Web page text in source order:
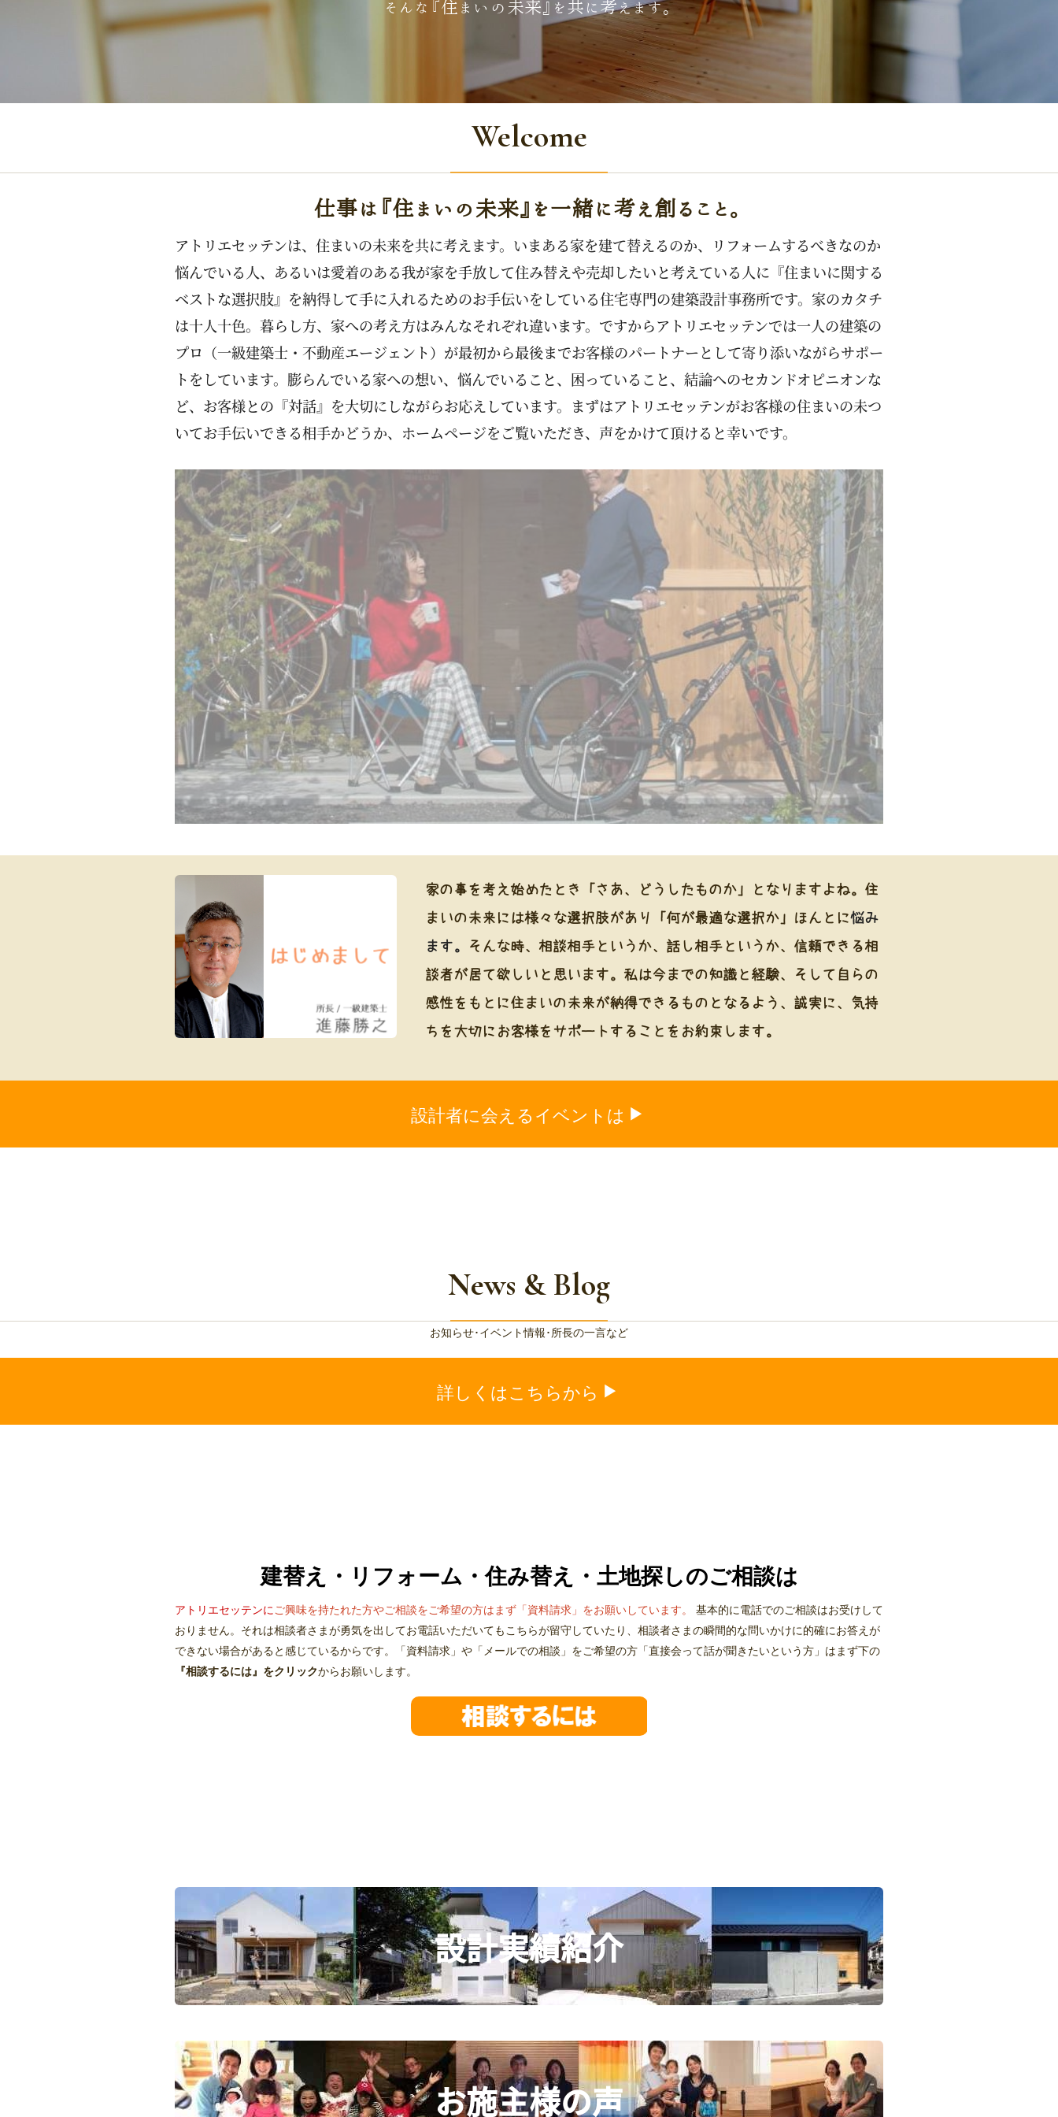
そんな『住まいの未来』を共に考えます。
Welcome
仕事は『住まいの未来』を一緒に考え創ること。
アトリエセッテンは、住まいの未来を共に考えます。いまある家を建て替えるのか、リフォームするべきなのか
悩んでいる人、あるいは愛着のある我が家を手放して住み替えや売却したいと考えている人に『住まいに関する
ベストな選択肢』を納得して手に入れるためのお手伝いをしている住宅専門の建築設計事務所です。家のカタチ
は十人十色。暮らし方、家への考え方はみんなそれぞれ違います。ですからアトリエセッテンでは一人の建築の
プロ（一級建築士・不動産エージェント）が最初から最後までお客様のパートナーとして寄り添いながらサポー
トをしています。膨らんでいる家への想い、悩んでいること、困っていること、結論へのセカンドオピニオンな
ど、お客様との『対話』を大切にしながらお応えしています。まずはアトリエセッテンがお客様の住まいの未つ
いてお手伝いできる相手かどうか、ホームページをご覧いただき、声をかけて頂けると幸いです。
子供の成長をよろこび、思い出を刻む。
家の事を考え始めたとき「さあ、どうしたものか」となりますよね。住
まいの未来 には様々な選択肢があり「何が最適な選択か」ほんとに悩み
ます。
​そんな時、相談相手というか、話し相手というか、信頼できる相
談者が居て欲しいと思います。​私は今までの知識と経験、そして自らの
感性をもとに住まいの未来が納得できるものとなるよう、誠実に、気持
ちを大切にお客様をサポートすることをお約束します。
設計者に会えるイベントは
News & Blog
お知らせ･イベント情報･所長の一言など
詳しくはこちらから
建替え・リフォーム・住み替え・土地探しのご相談は
アトリエセッテンにご興味を持たれた方やご相談をご希望の方はまず「資料請求」をお願いしています。
基本的に電話でのご相談はお受けして
おりません。それは相談者さまが勇気を出してお電話いただいてもこちらが留守していたり、相談者さまの瞬間的な問いかけに的確にお答えが
できない場合があると感じているからです。「資料請求」や「メールでの相談」をご希望の方「直接会って話が聞きたいという方」はまず下の
『相談するには』をクリックからお願いします。
設計実績紹介
お施主様の声